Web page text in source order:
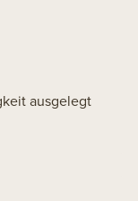
ausgelegt